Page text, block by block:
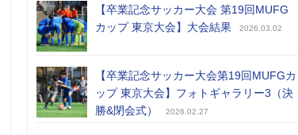
【卒業記念サッカー大会 第19回MUFG
カップ 東京大会】大会結果
2026.03.02
【卒業記念サッカー大会第19回MUFGカ
ップ 東京大会】フォトギャラリー3（決
勝&閉会式）
2026.02.27